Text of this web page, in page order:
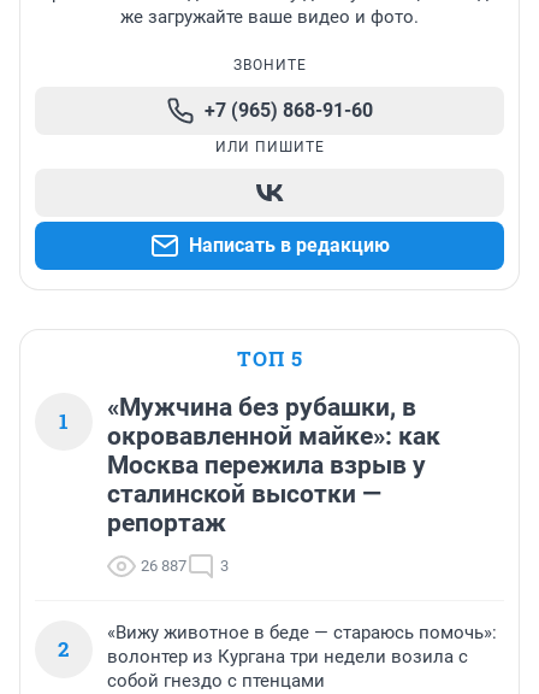
же загружайте ваше видео и фото.
ЗВОНИТЕ
+7 (965) 868-91-60
ИЛИ ПИШИТЕ
Написать в редакцию
ТОП 5
1
«Мужчина без рубашки, в
окровавленной майке»: как
Москва пережила взрыв у
сталинской высотки —
репортаж
26 887 3
2
«Вижу животное в беде — стараюсь помочь»:
волонтер из Кургана три недели возила с
собой гнездо с птенцами